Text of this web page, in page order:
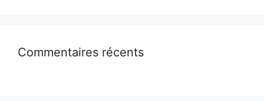
Commentaires récents